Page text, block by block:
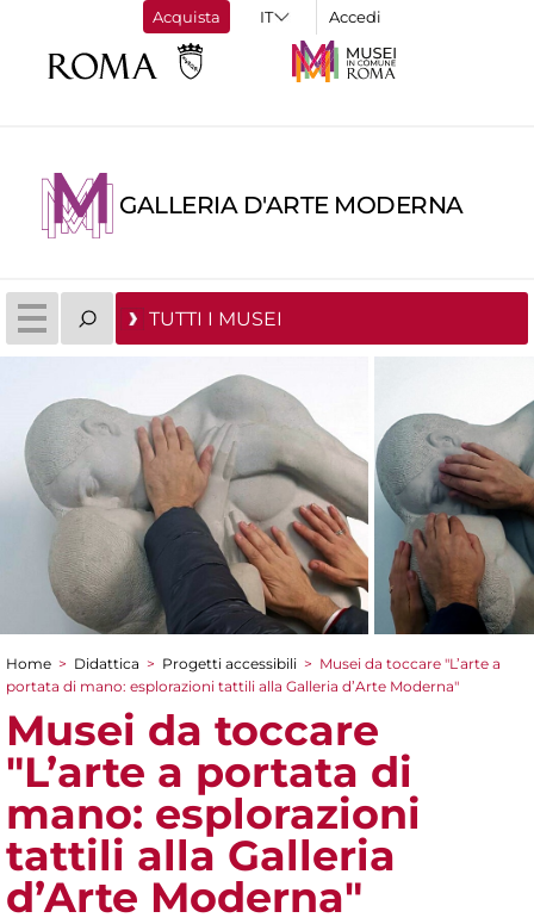
Acquista Accedi
GALLERIA D'ARTE MODERNA
TUTTI I MUSEI
Tu sei qui
Home > Didattica > Progetti accessibili > Musei da toccare "L’arte a
portata di mano: esplorazioni tattili alla Galleria d’Arte Moderna"
Musei da toccare
"L’arte a portata di
mano: esplorazioni
tattili alla Galleria
d’Arte Moderna"